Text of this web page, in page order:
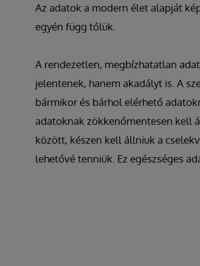
Az adatok a modern élet alapját
egyén függ tőlük.
A rendezetlen, megbízhatatlan
jelentenek, hanem akadályt is. A
bármikor és bárhol elérhető
adatoknak zökkenőmentesen kell
között, készen kell állniuk a
lehetővé tenniük. Ez egészséges